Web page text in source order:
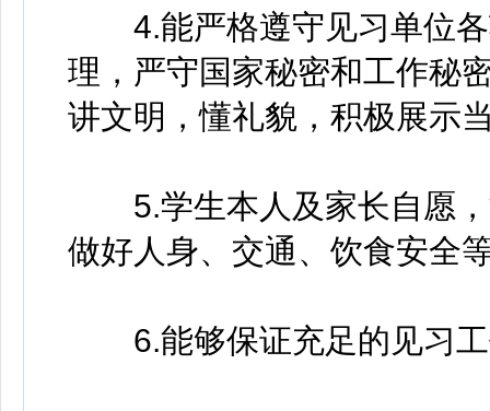
4.能严格遵守见习单位各
理，严守国家秘密和工作秘
讲文明，懂礼貌，积极展示
5.学生本人及家长自愿，
做好人身、交通、饮食安全
6.能够保证充足的见习工